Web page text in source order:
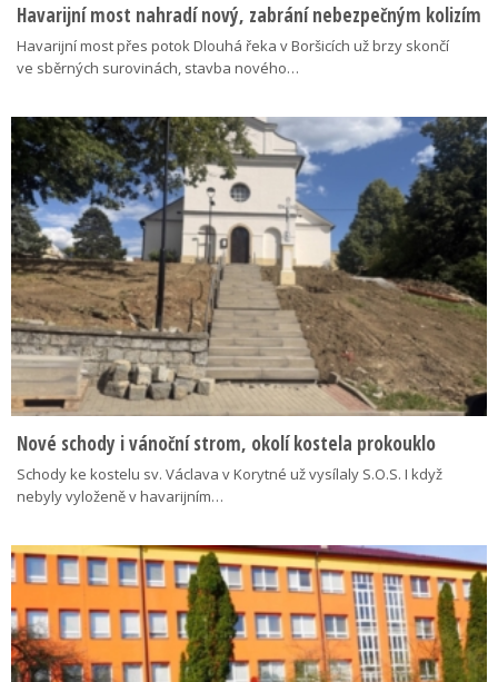
Havarijní most nahradí nový, zabrání nebezpečným kolizím
Havarijní most přes potok Dlouhá řeka v Boršicích už brzy skončí
ve sběrných surovinách, stavba nového…
Nové schody i vánoční strom, okolí kostela prokouklo
Schody ke kostelu sv. Václava v Korytné už vysílaly S.O.S. I když
nebyly vyloženě v havarijním…